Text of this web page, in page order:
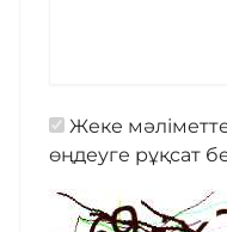
Жеке
өңдеуге рұқсат